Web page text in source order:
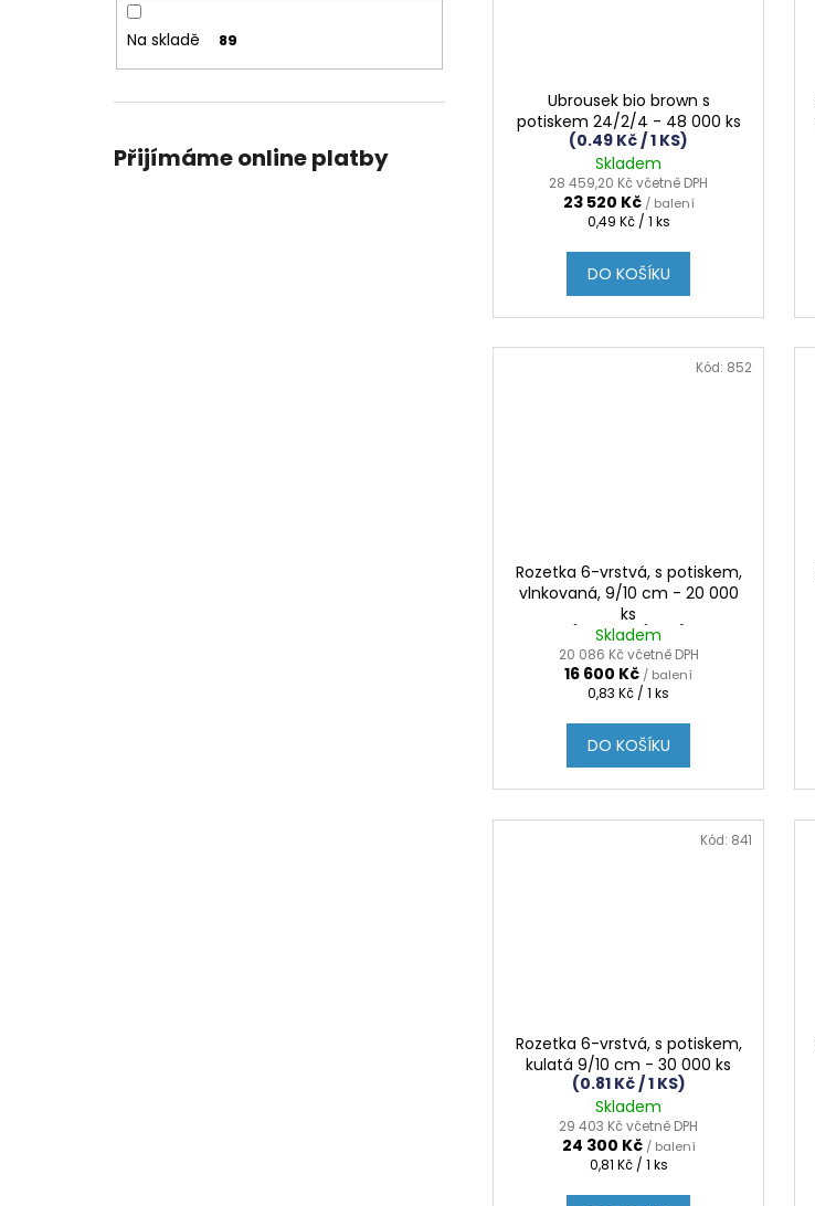
Na skladě 89
Přijímáme online platby
Ubrousek bio brown s
potiskem 24/2/4 - 48 000 ks
(0.49 Kč / 1 KS)
Skladem
28 459,20 Kč včetně DPH
23 520 Kč / balení
Měrná
0,49 Kč / 1 ks
DO KOŠÍKU
Rozetka 6-vrstvá, s potiskem,
vlnkovaná, 9/10 cm - 20 000
ks
(0.83 Kč / 1 KS)
Skladem
20 086 Kč včetně DPH
16 600 Kč / balení
Měrná
0,83 Kč / 1 ks
DO KOŠÍKU
Kód: 852
Rozetka 6-vrstvá, s potiskem,
kulatá 9/10 cm - 30 000 ks
(0.81 Kč / 1 KS)
Skladem
29 403 Kč včetně DPH
24 300 Kč / balení
Měrná
0,81 Kč / 1 ks
Kód: 841